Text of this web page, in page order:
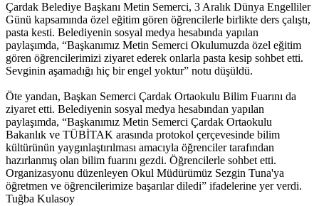
Çardak Belediye Başkanı Metin Semerci, 3 Aralık Dünya Engelliler
Günü kapsamında özel eğitim gören öğrencilerle birlikte ders çalıştı,
pasta kesti. Belediyenin sosyal medya hesabında yapılan
paylaşımda, “Başkanımız Metin Semerci Okulumuzda özel eğitim
gören öğrencilerimizi ziyaret ederek onlarla pasta kesip sohbet etti.
Sevginin aşamadığı hiç bir engel yoktur” notu düşüldü.
Öte yandan, Başkan Semerci Çardak Ortaokulu Bilim Fuarını da
ziyaret etti. Belediyenin sosyal medya hesabından yapılan
paylaşımda, “Başkanımız Metin Semerci Çardak Ortaokulu
Bakanlık ve TÜBİTAK arasında protokol çerçevesinde bilim
kültürünün yaygınlaştırılması amacıyla öğrenciler tarafından
hazırlanmış olan bilim fuarını gezdi. Öğrencilerle sohbet etti.
Organizasyonu düzenleyen Okul Müdürümüz Sezgin Tuna'ya
öğretmen ve öğrencilerimize başarılar diledi” ifadelerine yer verdi.
Tuğba Kulasoy